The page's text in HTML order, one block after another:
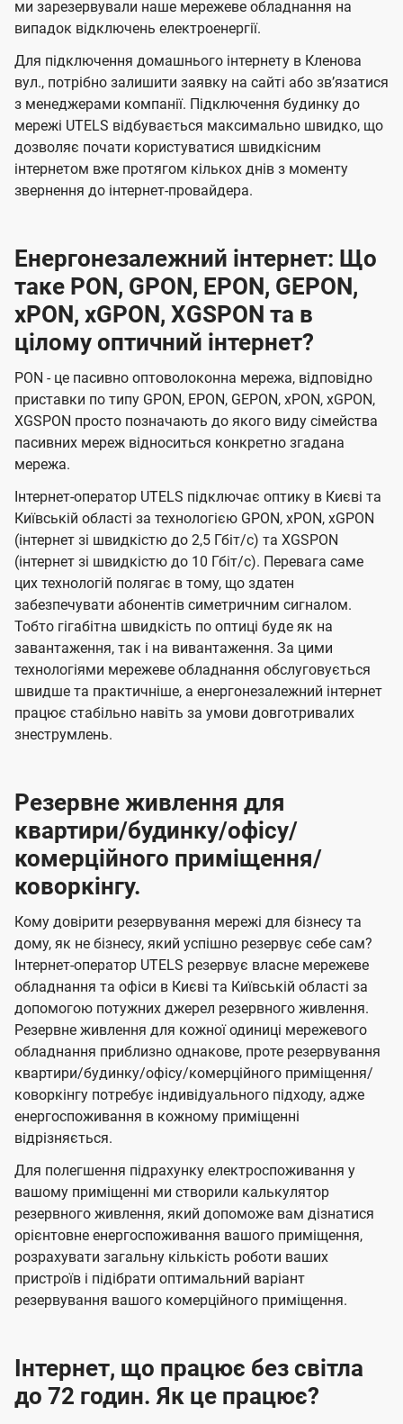
ми зарезервували наше мережеве обладнання на
випадок відключень електроенергії.
Для підключення домашнього інтернету в Кленова
вул., потрібно залишити заявку на сайті або звʼязатися
з менеджерами компанії. Підключення будинку до
мережі UTELS відбувається максимально швидко, що
дозволяє почати користуватися швидкісним
інтернетом вже протягом кількох днів з моменту
звернення до інтернет-провайдера.
Енергонезалежний інтернет: Що
таке PON, GPON, EPON, GEPON,
xPON, xGPON, XGSPON та в
цілому оптичний інтернет?
PON - це пасивно оптоволоконна мережа, відповідно
приставки по типу GPON, EPON, GEPON, xPON, xGPON,
XGSPON просто позначають до якого виду сімейства
пасивних мереж відноситься конкретно згадана
мережа.
Інтернет-оператор UTELS підключає оптику в Києві та
Київській області за технологією GPON, xPON, xGPON
(інтернет зі швидкістю до 2,5 Гбіт/с) та XGSPON
(інтернет зі швидкістю до 10 Гбіт/с). Перевага саме
цих технологій полягає в тому, що здатен
забезпечувати абонентів симетричним сигналом.
Тобто гігабітна швидкість по оптиці буде як на
завантаження, так і на вивантаження. За цими
технологіями мережеве обладнання обслуговується
швидше та практичніше, а енергонезалежний інтернет
працює стабільно навіть за умови довготривалих
знеструмлень.
Резервне живлення для
квартири/будинку/офісу/
комерційного приміщення/
коворкінгу.
Кому довірити резервування мережі для бізнесу та
дому, як не бізнесу, який успішно резервує себе сам?
Інтернет-оператор UTELS резервує власне мережеве
обладнання та офіси в Києві та Київській області за
допомогою потужних джерел резервного живлення.
Резервне живлення для кожної одиниці мережевого
обладнання приблизно однакове, проте резервування
квартири/будинку/офісу/комерційного приміщення/
коворкінгу потребує індивідуального підходу, адже
енергоспоживання в кожному приміщенні
відрізняється.
Для полегшення підрахунку електроспоживання у
вашому приміщенні ми створили калькулятор
резервного живлення, який допоможе вам дізнатися
орієнтовне енергоспоживання вашого приміщення,
розрахувати загальну кількість роботи ваших
пристроїв і підібрати оптимальний варіант
резервування вашого комерційного приміщення.
Інтернет, що працює без світла
до 72 годин. Як це працює?